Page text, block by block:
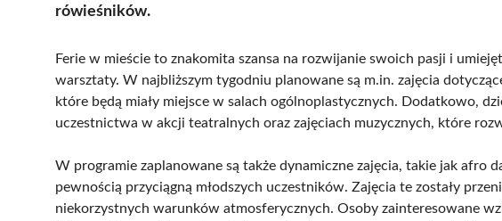
rówieśników.
Ferie w mieście to znakomita szansa na rozwijanie swoich pasji i
warsztaty. W najbliższym tygodniu planowane są m.in. zajęcia
które będą miały miejsce w salach ogólnoplastycznych. Dodatkowo,
uczestnictwa w akcji teatralnych oraz zajęciach muzycznych, które
W programie zaplanowane są także dynamiczne zajęcia, takie jak afro
pewnością przyciągną młodszych uczestników. Zajęcia te zostały
niekorzystnych warunków atmosferycznych. Osoby zainteresowane